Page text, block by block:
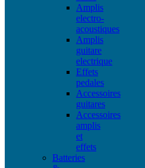
Amplis
electro-
acoustiques
Amplis
guitare
electrique
Effets
pedales
Accessoires
guitares
Accessoires
amplis
et
effets
Batteries